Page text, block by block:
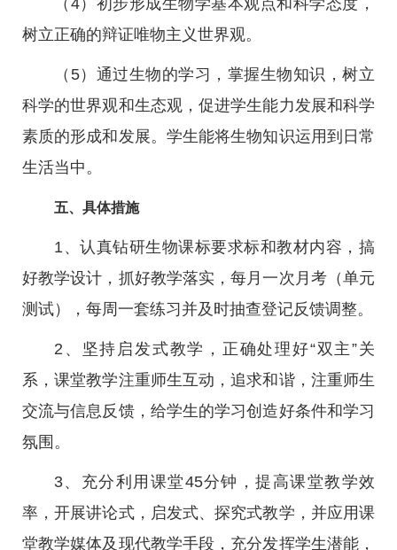
（4）初步形成生物学基本观点和科学态度，
树立正确的辩证唯物主义世界观。
（5）通过生物的学习，掌握生物知识，树立
科学的世界观和生态观，促进学生能力发展和科学
素质的形成和发展。学生能将生物知识运用到日常
生活当中。
五、具体措施
1、认真钻研生物课标要求标和教材内容，搞
好教学设计，抓好教学落实，每月一次月考（单元
测试），每周一套练习并及时抽查登记反馈调整。
2、坚持启发式教学，正确处理好“双主”关
系，课堂教学注重师生互动，追求和谐，注重师生
交流与信息反馈，给学生的学习创造好条件和学习
氛围。
3、充分利用课堂45分钟，提高课堂教学效
率，开展讲论式，启发式、探究式教学，并应用课
堂教学媒体及现代教学手段，充分发挥学生潜能，